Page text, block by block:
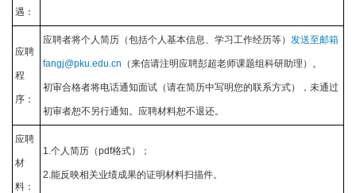
遇：
应聘
程
序：
应聘者将个人简历（包括个人基本信息、学习工作经历等） 发送至邮箱
fangj@pku.edu.cn （来信请注明应聘彭超老师课题组科研助理）。
初审合格者将电话通知面试（请在简历中写明您的联系方式），未通过
初审者恕不另行通知。应聘材料恕不退还。
应聘
材
料：
1.个人简历（pdf格式）；
2.能反映相关业绩成果的证明材料扫描件。